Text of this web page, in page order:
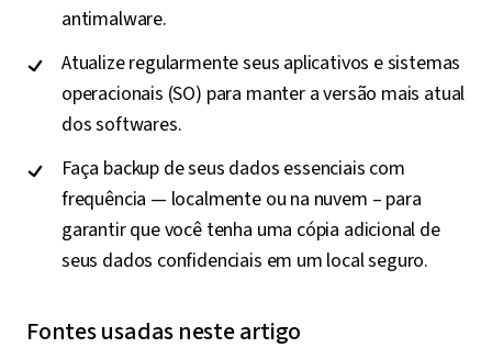
antimalware.
Atualize regularmente seus aplicativos e sistemas
operacionais (SO) para manter a versão mais atual
dos softwares.
Faça backup de seus dados essenciais com
frequência — localmente ou na nuvem – para
garantir que você tenha uma cópia adicional de
seus dados confidenciais em um local seguro.
Fontes usadas neste artigo